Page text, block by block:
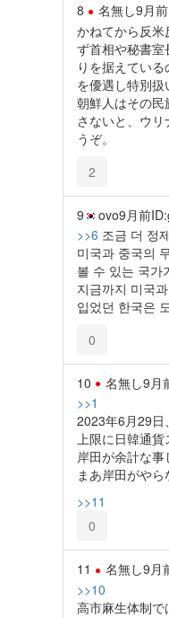
8 名無し9月前
かねてから反米
ず首相や秘書
りを据えてい
を優遇し特別
朝鮮人はその
さないと、ウ
うぞ。
2
9 ovo9月前
>>6 조금 더 정
미국과 중국의
볼 수 있는 국가
지금까지 미국
입었던 한국은
0
10 名無し9月
>>1
2023年6月29日
上限に日韓通貨
岸田が余計な事
まあ岸田がやら
>>11
0
11 名無し9月
>>10
高市麻生体制で